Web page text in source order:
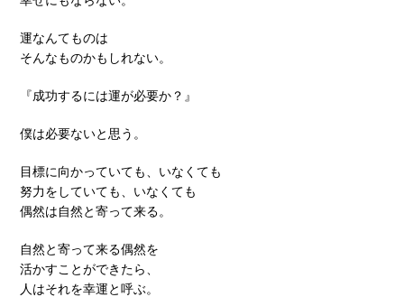
運なんてものは
そんなものかもしれない。
『成功するには運が必要か？』
僕は必要ないと思う。
目標に向かっていても、いなくても
努力をしていても、いなくても
偶然は自然と寄って来る。
自然と寄って来る偶然を
活かすことができたら、
人はそれを幸運と呼ぶ。